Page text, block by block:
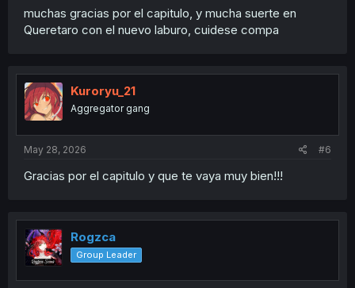
muchas gracias por el capitulo, y mucha suerte en
Queretaro con el nuevo laburo, cuidese compa
Kuroryu_21
Aggregator gang
May 28, 2026 #6
Gracias por el capitulo y que te vaya muy bien!!!
Rogzca
Group Leader